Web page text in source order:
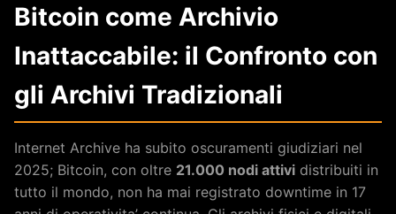
Bitcoin come Archivio
Inattaccabile: il Confronto con
gli Archivi Tradizionali
Internet Archive ha subito oscuramenti giudiziari nel
2025; Bitcoin, con oltre 21.000 nodi attivi distribuiti in
tutto il mondo, non ha mai registrato downtime in 17